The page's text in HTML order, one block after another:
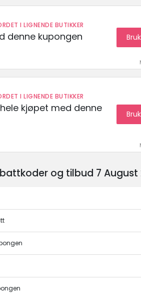
I LIGNENDE BUTIKKER
denne kupongen
I LIGNENDE BUTIKKER
kjøpet med denne
og tilbud 7 August